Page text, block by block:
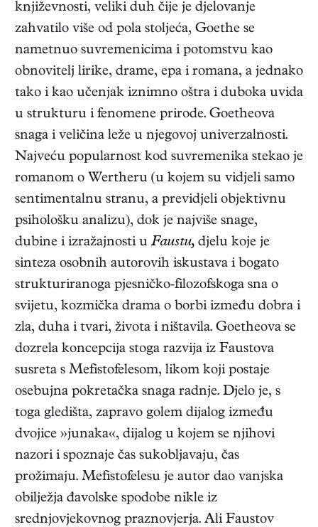
književnosti, veliki duh čije je djelovanje
zahvatilo više od pola stoljeća, Goethe se
nametnuo suvremenicima i potomstvu kao
obnovitelj lirike, drame, epa i romana, a jednako
tako i kao učenjak iznimno oštra i duboka uvida
u strukturu i fenomene prirode. Goetheova
snaga i veličina leže u njegovoj univerzalnosti.
Najveću popularnost kod suvremenika stekao je
romanom o Wertheru (u kojem su vidjeli samo
sentimentalnu stranu, a previdjeli objektivnu
psihološku analizu), dok je najviše snage,
dubine i izražajnosti u Faustu, djelu koje je
sinteza osobnih autorovih iskustava i bogato
strukturiranoga pjesničko-filozofskoga sna o
svijetu, kozmička drama o borbi između dobra i
zla, duha i tvari, života i ništavila. Goetheova se
dozrela koncepcija stoga razvija iz Faustova
susreta s Mefistofelesom, likom koji postaje
osebujna pokretačka snaga radnje. Djelo je, s
toga gledišta, zapravo golem dijalog između
dvojice »junaka«, dijalog u kojem se njihovi
nazori i spoznaje čas sukobljavaju, čas
prožimaju. Mefistofelesu je autor dao vanjska
obilježja đavolske spodobe nikle iz
srednjovjekovnog praznovjerja. Ali Faustov